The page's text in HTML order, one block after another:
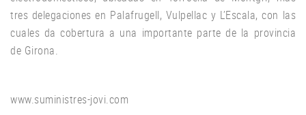
tres delegaciones en Palafrugell, Vulpellac y L’Escala, con las
cuales da cobertura a una importante parte de la provincia
de Girona.
www.suministres-jovi.com